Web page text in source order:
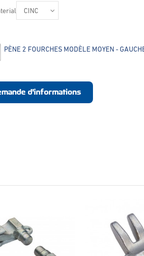
PÈNE 2 FOURCHES MODÈLE MOYEN -
d'informations